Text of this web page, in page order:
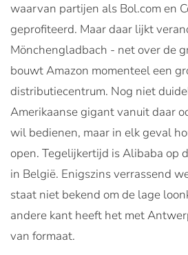
waarvan partijen als Bol.com en
geprofiteerd. Maar daar lijkt
Mönchengladbach - net over de
bouwt Amazon momenteel een
distributiecentrum. Nog niet
Amerikaanse gigant vanuit daar
wil bedienen, maar in elk geval
open. Tegelijkertijd is Alibaba op
in België. Enigszins verrassend
staat niet bekend om de lage
andere kant heeft het met
van formaat.